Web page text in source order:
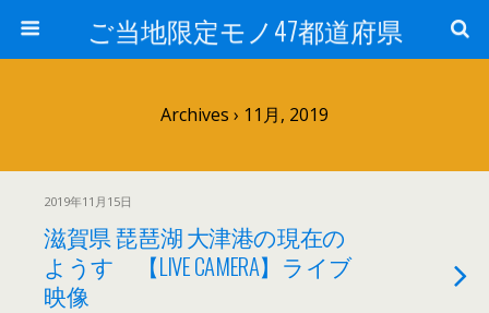
ご当地限定モノ47都道府県
Archives › 11月, 2019
2019年11月15日
滋賀県 琵琶湖 大津港の現在の
ようす 【LIVE CAMERA】ライブ
映像